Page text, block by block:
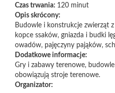
Czas trwania: 120 minut
Opis skrócony:
Budowle i konstrukcje zwierząt
kopce ssaków, gniazda i budki
owadów, pajęczyny pająków,
Dodatkowe informacje:
Gry i zabawy terenowe,
obowiązują stroje terenowe.
Organizator: